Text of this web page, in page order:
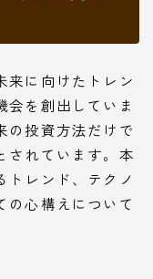
来に向けたトレン
会を創出していま
の投資方法だけで
されています。本
トレンド、テクノ
の心構えについて